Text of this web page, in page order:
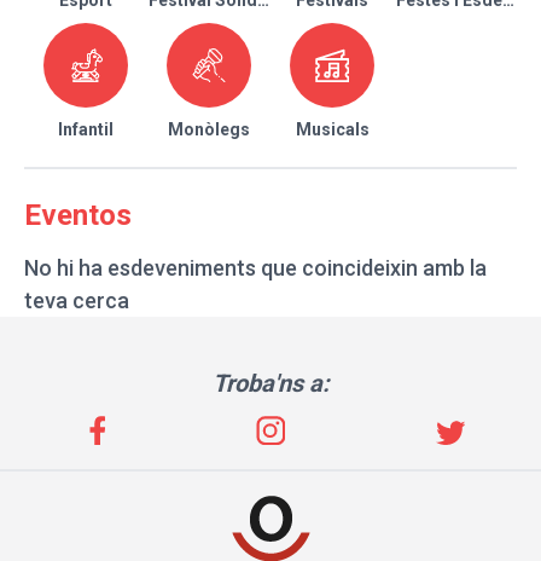
Infantil Monòlegs Musicals
Eventos
No hi ha esdeveniments que coincideixin amb la
teva cerca
Troba'ns a: